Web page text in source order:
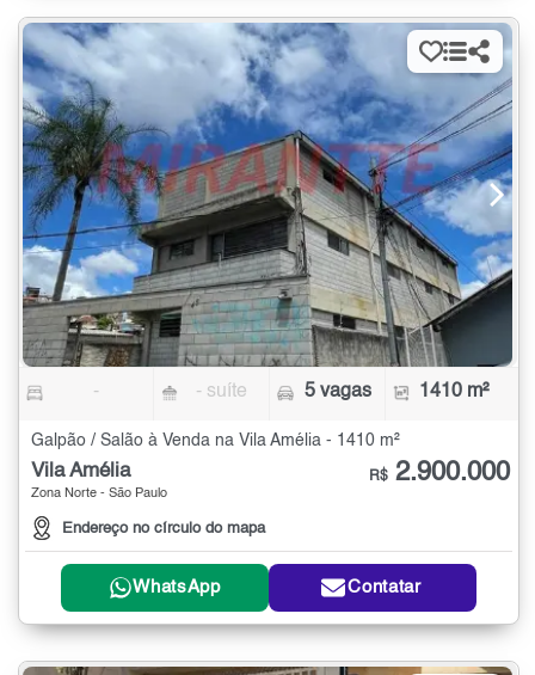
- - suíte 5 vagas 1410 m²
Galpão / Salão à Venda na Vila Amélia - 1410 m²
Vila Amélia
Zona Norte - São Paulo
Endereço no círculo do mapa
R$ 2.900.000
WhatsApp Contatar